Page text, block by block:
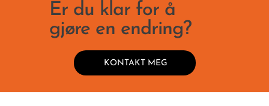
Er du klar for å
gjøre en endring?
KONTAKT MEG